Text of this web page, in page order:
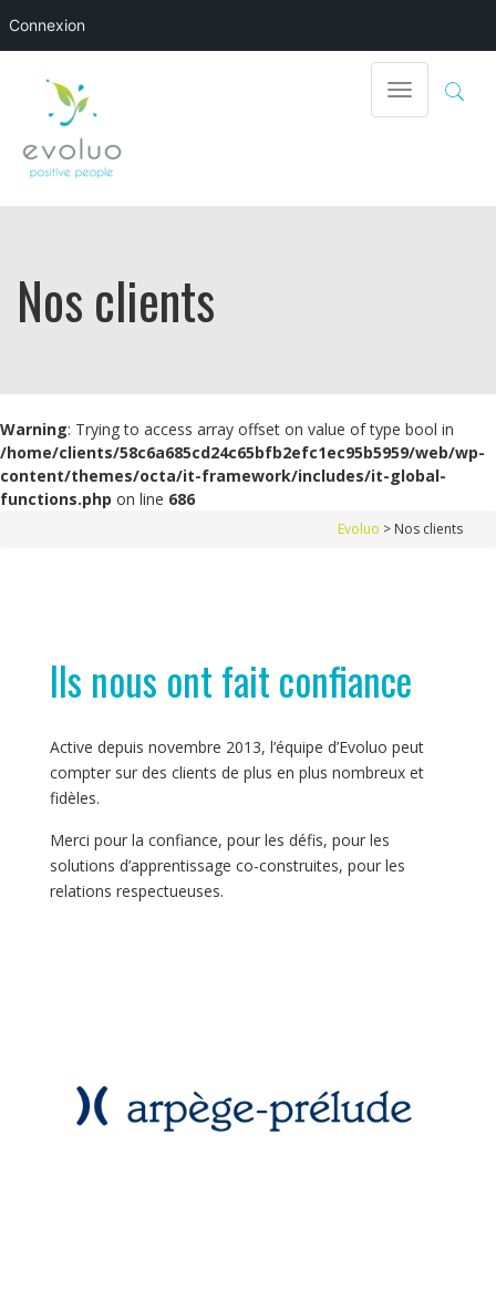
Toggle
navigation
Nos clients
Warning: Trying to access array offset on value of type bool in
/home/clients/58c6a685cd24c65bfb2efc1ec95b5959/web/wp-
content/themes/octa/it-framework/includes/it-global-
functions.php on line 686
Evoluo > Nos clients
Ils nous ont fait confiance
Active depuis novembre 2013, l’équipe d’Evoluo peut
compter sur des clients de plus en plus nombreux et
fidèles.
Merci pour la confiance, pour les défis, pour les
solutions d’apprentissage co-construites, pour les
relations respectueuses.
Connexion